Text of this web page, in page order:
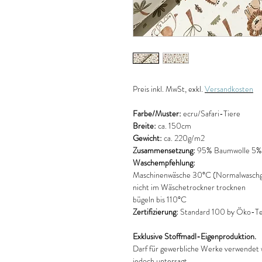
Preis inkl. MwSt, exkl. Versandkosten
Farbe/Muster: ecru/Safari-Tiere
Breite: ca. 150cm
Gewicht: ca. 220g/m2
Zusammensetzung: 95% Baumwolle
Waschempfehlung:
Maschinenwäsche 30°C
nicht im Wäschetrockner trocknen
bügeln bis 110°C
Zertifizierung: Standard 100 by Öko-
Exklusive Stoffmadl-Eigenproduktion.
Darf für gewerbliche Werke